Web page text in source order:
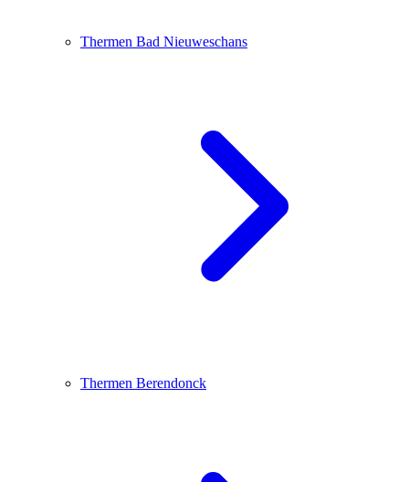
Thermen Bad Nieuweschans
Thermen Berendonck